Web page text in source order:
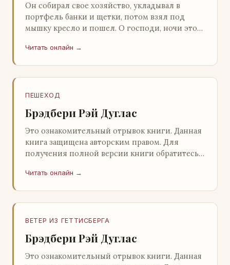
Он собирал свое хозяйство, укладывал в
портфель банки и щетки, потом взял под
мышку кресло и пошел. О господи, ночи этой
заставлял…
Читать онлайн →
ПЕШЕХОД
Брэдбери Рэй Дуглас
Это ознакомительный отрывок книги. Данная
книга защищена авторским правом. Для
получения полной версии книги обратитесь к
легального ко…
Читать онлайн →
ВЕТЕР ИЗ ГЕТТИСБЕРГА
Брэдбери Рэй Дуглас
Это ознакомительный отрывок книги. Данная